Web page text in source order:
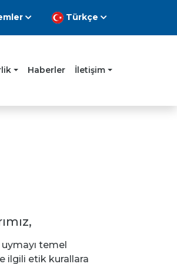
Türkçe
Haberler İletişim
temel
ilgili etik kurallara